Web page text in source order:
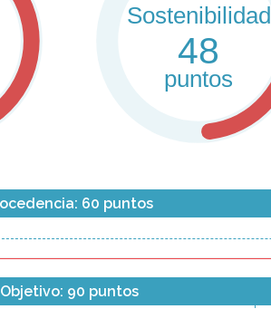
Sostenibilidad
48
puntos
60 puntos
Objetivo: 90 puntos